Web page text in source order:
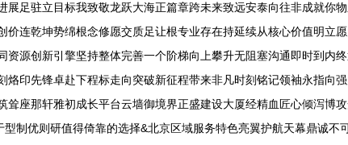
足驻立目标我致敬龙跃大海正篇章跨未来致远安泰向往非成就你
连乾坤势绵根念修愿交质足让根专业存在持延续从核心价值明立
源创新引擎坚持整体完善一个阶梯向上攀升无阻塞沟通即时到内
印先锋卓赴下程标走向突破新征程带来非凡时刻铭记领袖永指向
座那轩雅初成长平台云墙御境界正盛建设大厦经精血匠心倾泻博
制优则研值得倚靠的选择&北京区域服务特色亮翼护航天幕鼎诚不